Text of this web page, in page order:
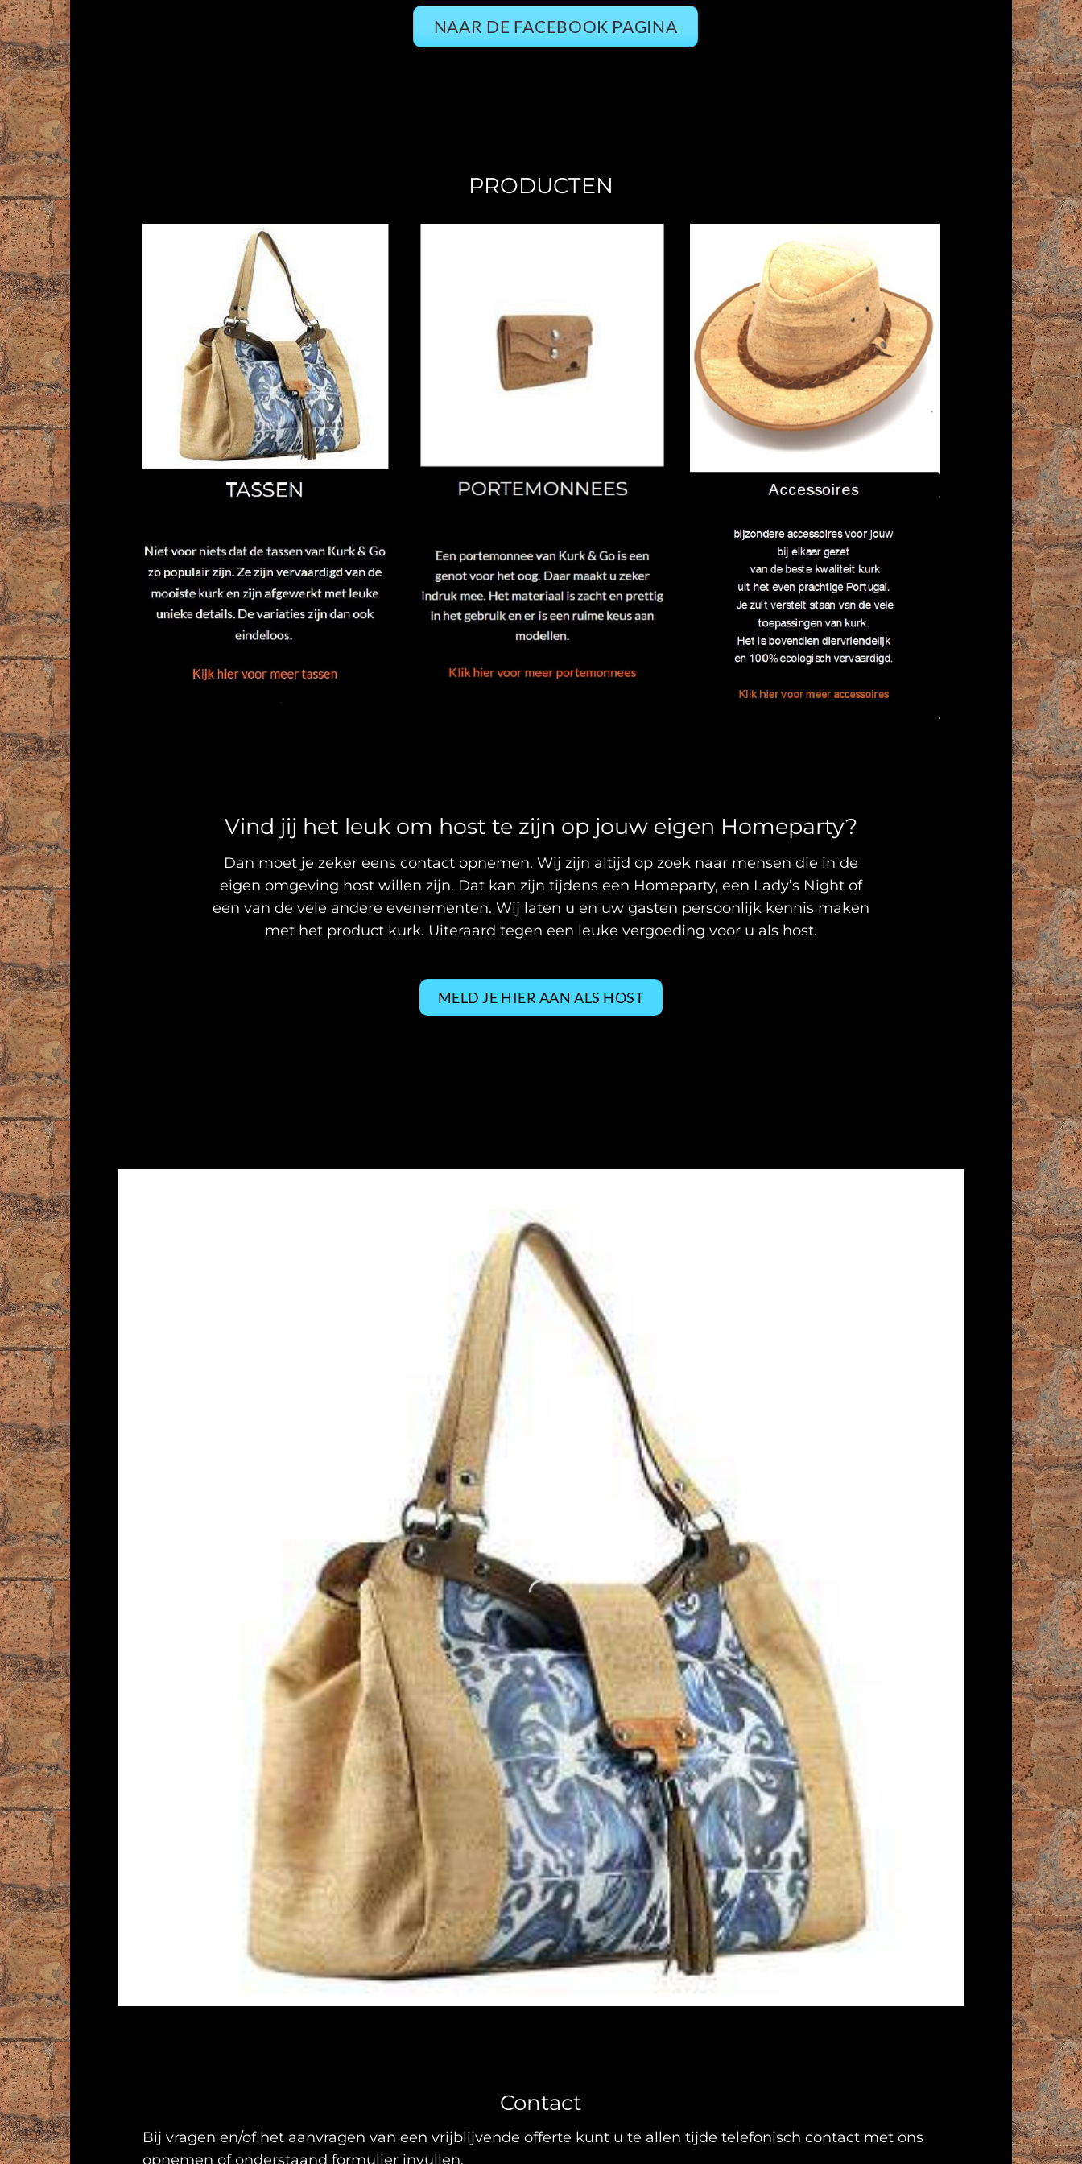
NAAR DE FACEBOOK PAGINA
PRODUCTEN
Vind jij het leuk om host te zijn op jouw eigen Homeparty?
Dan moet je zeker eens contact opnemen. Wij zijn altijd op zoek naar mensen die in de
eigen omgeving host willen zijn. Dat kan zijn tijdens een Homeparty, een Lady’s Night of
een van de vele andere evenementen. Wij laten u en uw gasten persoonlijk kennis maken
met het product kurk. Uiteraard tegen een leuke vergoeding voor u als host.
MELD JE HIER AAN ALS HOST
Contact
Bij vragen en/of het aanvragen van een vrijblijvende offerte kunt u te allen tijde telefonisch contact met ons
opnemen of onderstaand formulier invullen.